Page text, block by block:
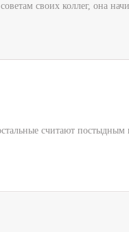
своих коллег, она
считают